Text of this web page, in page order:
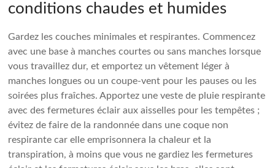
conditions chaudes et humides
Gardez les couches minimales et respirantes. Commencez
avec une base à manches courtes ou sans manches lorsque
vous travaillez dur, et emportez un vêtement léger à
manches longues ou un coupe-vent pour les pauses ou les
soirées plus fraîches. Apportez une veste de pluie respirante
avec des fermetures éclair aux aisselles pour les tempêtes ;
évitez de faire de la randonnée dans une coque non
respirante car elle emprisonnera la chaleur et la
transpiration, à moins que vous ne gardiez les fermetures